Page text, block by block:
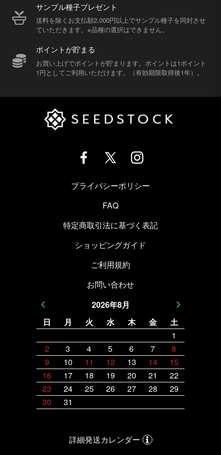
サンプル種子プレゼント
送料を除くお支払額2,000円以上でサンプル種子を同封させ
ていただきます。※品種の選択はできません。
ポイントが貯まる
お買い上げでポイントが貯まります。ポイントは1ポイント
1円としてご利用いただけます。（有効期限取得後1年）。
プライバシーポリシー
FAQ
特定商取引法に基づく表記
ショッピングガイド
ご利用規約
お問い合わせ
2026年8月
日
月 火 水 木 金
土
1
2
3 4 5 6 7
8
9
10 11 12 13 14
15
16
17 18 19 20 21
22
23
24 25 26 27 28
29
30
31
詳細発送カレンダー